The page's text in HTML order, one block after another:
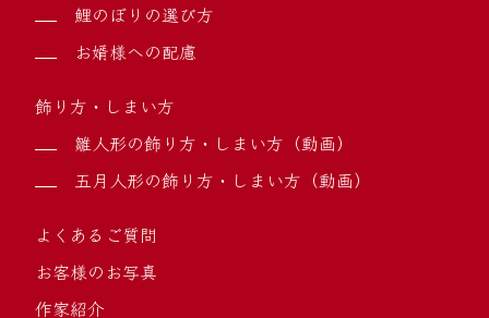
鯉のぼりの選び方
お婿様への配慮
飾り方・しまい方
雛人形の飾り方・しまい方（動画）
五月人形の飾り方・しまい方（動画）
よくあるご質問
お客様のお写真
作家紹介